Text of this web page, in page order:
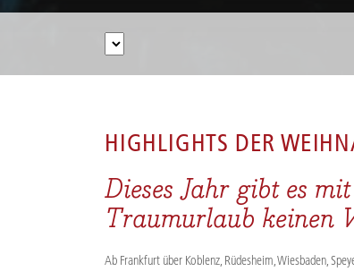
HIGHLIGHTS DER
Dieses Jahr gibt es
Traumurlaub keinen
Ab Frankfurt über Koblenz, Rüdesheim, Wiesbaden,